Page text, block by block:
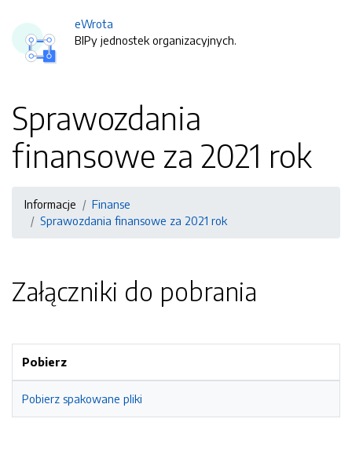
eWrota
BIPy jednostek organizacyjnych.
Sprawozdania
finansowe za 2021 rok
Informacje
Finanse
Sprawozdania finansowe za 2021 rok
Załączniki do pobrania
Pobierz
Pobierz spakowane pliki